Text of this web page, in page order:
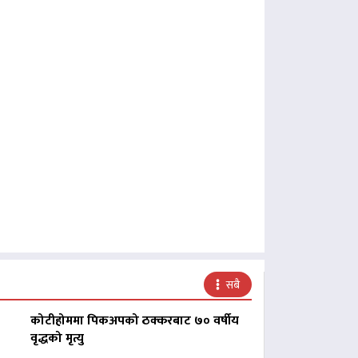
सबै
कोटीहोममा पिकअपको ठक्करबाट ७० वर्षीय
वृद्धको मृत्यु